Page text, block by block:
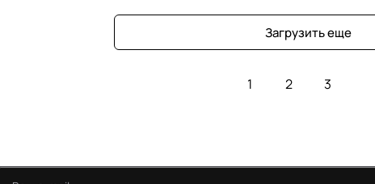
Загрузить еще
1 2 3